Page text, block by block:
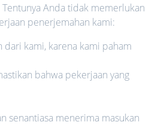
Anda tidak memerlukan
penerjemahan kami:
kami, karena kami paham
bahwa pekerjaan yang
senantiasa menerima masukan